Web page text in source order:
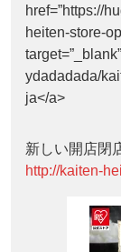
href=”https://
heiten-store-
ydadadada/
ja</a>
新しい開店閉
http://kaiten-